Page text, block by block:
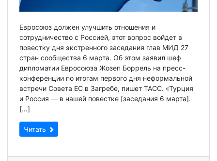
Евросоюз должен улучшить отношения и
сотрудничество с Россией, этот вопрос войдет в
повестку дня экстренного заседания глав МИД 27
стран сообщества 6 марта. Об этом заявил шеф
дипломатии Евросоюза Жозеп Боррель на пресс-
конференции по итогам первого дня неформальной
встречи Совета ЕС в Загребе, пишет ТАСС. «Турция
и Россия — в нашей повестке [заседания 6 марта].
[…]
Читать